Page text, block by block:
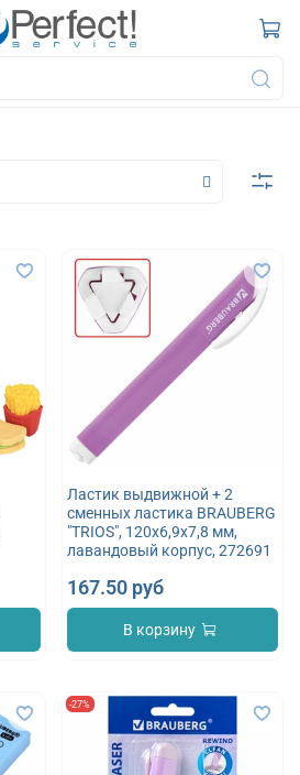
Ластик выдвижной + 2
сменных ластика BRAUBERG
"TRIOS", 120х6,9х7,8 мм,
лавандовый корпус, 272691
167.50 руб
В корзину
-27%